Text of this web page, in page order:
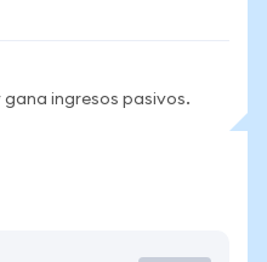
ingresos pasivos.